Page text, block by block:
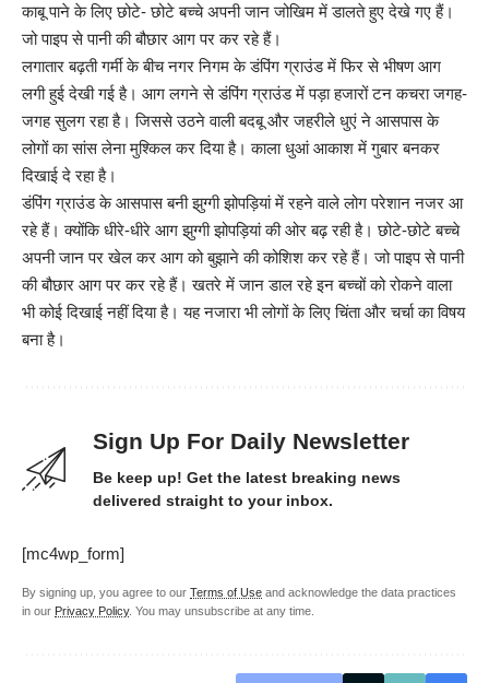
काबू पाने के लिए छोटे- छोटे बच्चे अपनी जान जोखिम में डालते हुए देखे गए हैं।
जो पाइप से पानी की बौछार आग पर कर रहे हैं।
लगातार बढ़ती गर्मी के बीच नगर निगम के डंपिंग ग्राउंड में फिर से भीषण आग
लगी हुई देखी गई है। आग लगने से डंपिंग ग्राउंड में पड़ा हजारों टन कचरा जगह-
जगह सुलग रहा है। जिससे उठने वाली बदबू और जहरीले धुएं ने आसपास के
लोगों का सांस लेना मुश्किल कर दिया है। काला धुआं आकाश में गुबार बनकर
दिखाई दे रहा है।
डंपिंग ग्राउंड के आसपास बनी झुग्गी झोपड़ियां में रहने वाले लोग परेशान नजर आ
रहे हैं। क्योंकि धीरे-धीरे आग झुग्गी झोपड़ियां की ओर बढ़ रही है। छोटे-छोटे बच्चे
अपनी जान पर खेल कर आग को बुझाने की कोशिश कर रहे हैं। जो पाइप से पानी
की बौछार आग पर कर रहे हैं। खतरे में जान डाल रहे इन बच्चों को रोकने वाला
भी कोई दिखाई नहीं दिया है। यह नजारा भी लोगों के लिए चिंता और चर्चा का विषय
बना है।
Sign Up For Daily Newsletter
Be keep up! Get the latest breaking news
delivered straight to your inbox.
[mc4wp_form]
By signing up, you agree to our Terms of Use and acknowledge the data practices
in our Privacy Policy. You may unsubscribe at any time.